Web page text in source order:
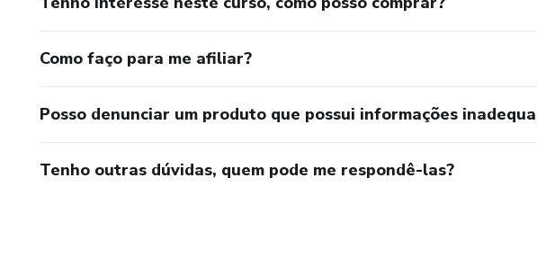
Como faço para me afiliar?
Posso denunciar um produto que possui informações
Tenho outras dúvidas, quem pode me respondê-las?